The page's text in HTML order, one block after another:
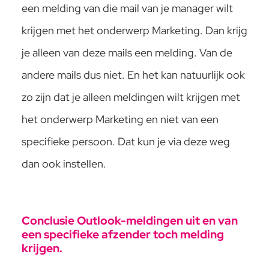
een melding van die mail van je manager wilt
krijgen met het onderwerp Marketing. Dan krijg
je alleen van deze mails een melding. Van de
andere mails dus niet. En het kan natuurlijk ook
zo zijn dat je alleen meldingen wilt krijgen met
het onderwerp Marketing en niet van een
specifieke persoon. Dat kun je via deze weg
dan ook instellen.
Conclusie Outlook-meldingen uit en van
een specifieke afzender toch melding
krijgen.